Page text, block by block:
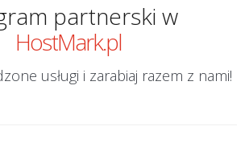
partnerski w
HostMark.pl
usługi i zarabiaj razem z nami!